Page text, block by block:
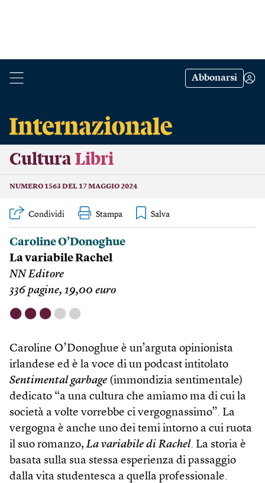
Abbonarsi
Cultura Libri
NUMERO 1563 DEL 17 MAGGIO 2024
Condividi Stampa
Caroline O’Donoghue
La variabile Rachel
NN Editore
336 pagine, 19,00 euro
⬤ ⬤ ⬤ ⬤ ⬤
Caroline O’Donoghue è un’arguta opinionista
irlandese ed è la voce di un podcast intitolato
Sentimental garbage (immondizia sentimentale)
dedicato “a una cultura che amiamo ma di cui la
società a volte vorrebbe ci vergognassimo”. La
vergogna è anche uno dei temi intorno a cui ruota
il suo romanzo, La variabile di Rachel. La storia è
basata sulla sua stessa esperienza di passaggio
dalla vita studentesca a quella professionale.